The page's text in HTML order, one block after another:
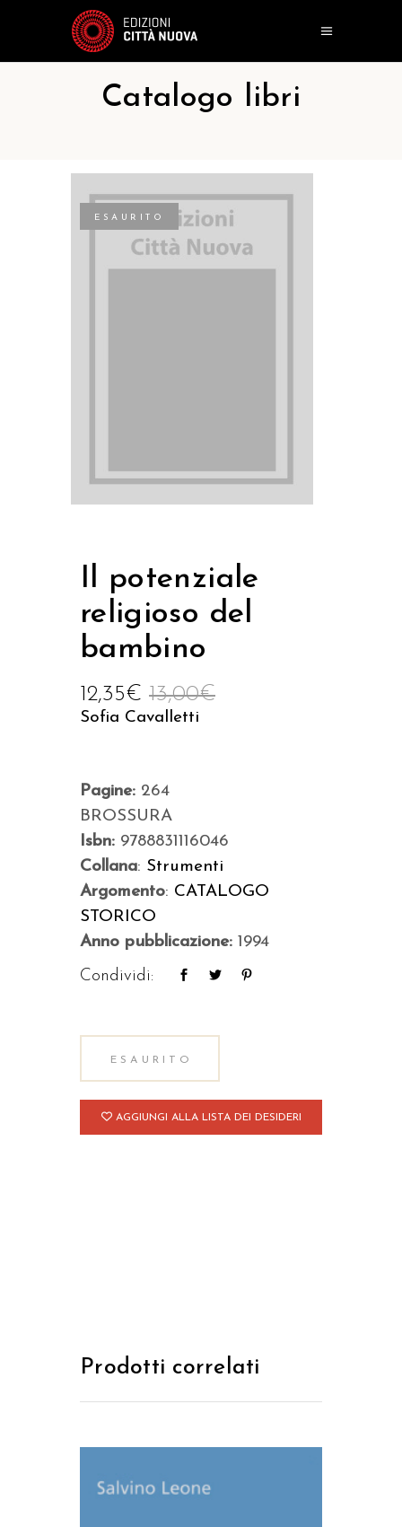
Catalogo libri
ESAURITO
Il potenziale
religioso del
bambino
13,00€
12,35€
Sofia Cavalletti
Pagine: 264
BROSSURA
Isbn: 9788831116046
Collana: Strumenti
Argomento: CATALOGO
STORICO
Anno pubblicazione: 1994
Condividi:
ESAURITO
AGGIUNGI ALLA LISTA DEI DESIDERI
Prodotti correlati